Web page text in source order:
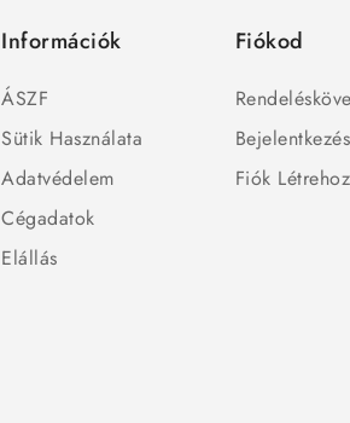
Információk
ÁSZF
Sütik Használata
Adatvédelem
Cégadatok
Elállás
Fiókod
Bejelentkezés
Fiók